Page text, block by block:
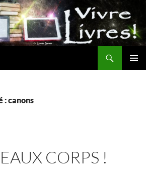
: canons
CORPS !